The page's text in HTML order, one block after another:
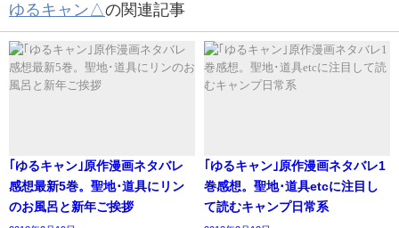
ゆるキャン△の関連記事
｢ゆるキャン｣原作漫画ネタバレ
感想最新5巻。聖地･道具にリン
のお風呂と新年ご挨拶
｢ゆるキャン｣原作漫画ネタバレ1
巻感想。聖地･道具etcに注目し
て読むキャンプ日常系